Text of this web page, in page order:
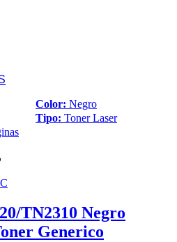
Color: Negro
Tipo: Toner Laser
TN2310 Negro
Generico